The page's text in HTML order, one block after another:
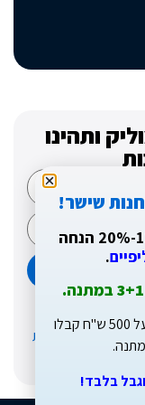
מדיניות
10%-20% הנחה
מעל 500 ש"ח קבלו